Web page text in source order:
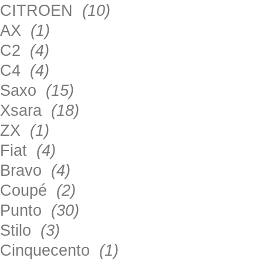
CITROEN (10)
AX (1)
C2 (4)
C4 (4)
Saxo (15)
Xsara (18)
ZX (1)
Fiat (4)
Bravo (4)
Coupé (2)
Punto (30)
Stilo (3)
Cinquecento (1)